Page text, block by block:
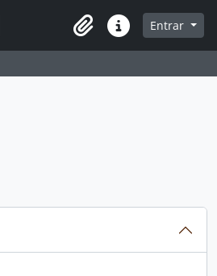
na página de navegação
Atalhos Entrar